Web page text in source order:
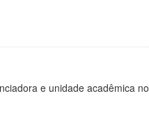
e unidade acadêmica no